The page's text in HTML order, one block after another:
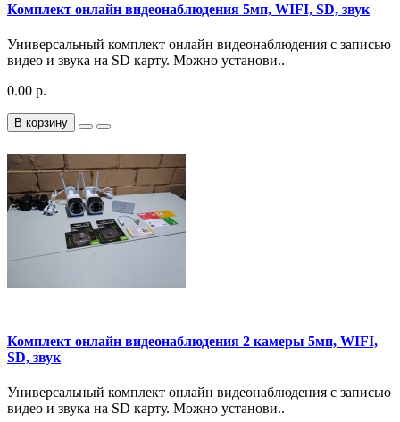
Комплект онлайн видеонаблюдения 5мп, WIFI, SD, звук
Универсальный комплект онлайн видеонаблюдения с записью
видео и звука на SD карту. Можно установи..
0.00 р.
В корзину
Комплект онлайн видеонаблюдения 2 камеры 5мп, WIFI,
SD, звук
Универсальный комплект онлайн видеонаблюдения с записью
видео и звука на SD карту. Можно установи..